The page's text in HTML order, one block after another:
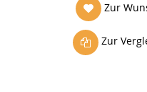
Zur
Zur